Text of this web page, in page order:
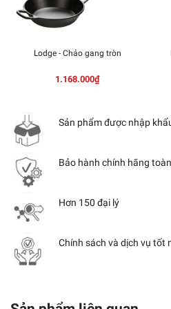
Lodge - Chảo gang tròn
1.168.000₫
Sản phẩm được nhập
Bảo hành chính hãng
Hơn 150 đại lý
Chính sách và dịch vụ tốt